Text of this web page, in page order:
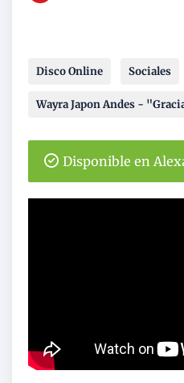
Disco Online Sociales
Wayra Japon Andes -
Disponible en